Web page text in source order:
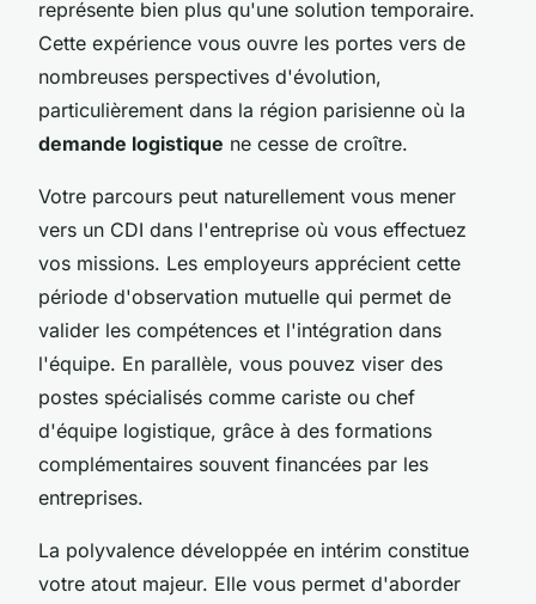
représente bien plus qu'une solution temporaire.
Cette expérience vous ouvre les portes vers de
nombreuses perspectives d'évolution,
particulièrement dans la région parisienne où la
demande logistique ne cesse de croître.
Votre parcours peut naturellement vous mener
vers un CDI dans l'entreprise où vous effectuez
vos missions. Les employeurs apprécient cette
période d'observation mutuelle qui permet de
valider les compétences et l'intégration dans
l'équipe. En parallèle, vous pouvez viser des
postes spécialisés comme cariste ou chef
d'équipe logistique, grâce à des formations
complémentaires souvent financées par les
entreprises.
La polyvalence développée en intérim constitue
votre atout majeur. Elle vous permet d'aborder